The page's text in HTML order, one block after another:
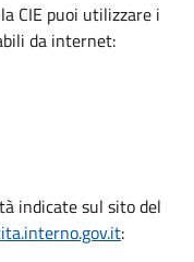
CIE puoi utilizzare i
da internet:
indicate sul sito del
: